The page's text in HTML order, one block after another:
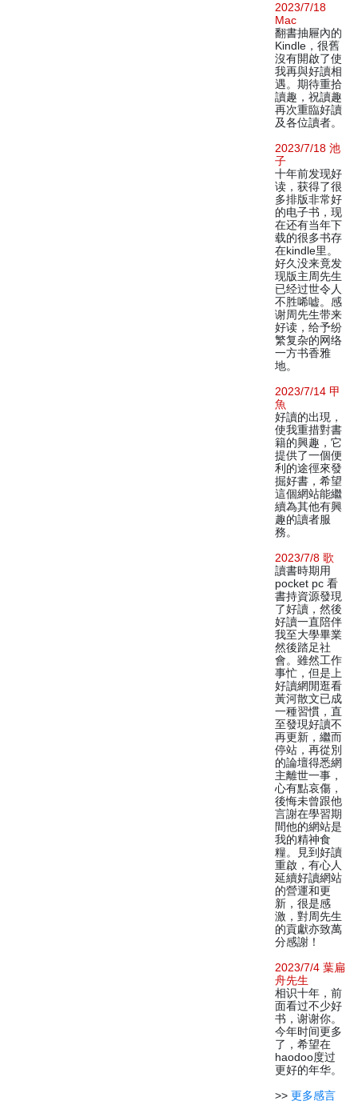
2023/7/18
Mac
翻書抽屜內的
Kindle，很舊
沒有開啟了使
我再與好讀相
遇。期待重拾
讀趣，祝讀趣
再次重臨好讀
及各位讀者。
2023/7/18 池
子
十年前发现好
读，获得了很
多排版非常好
的电子书，现
在还有当年下
载的很多书存
在kindle里。
好久没来竟发
现版主周先生
已经过世令人
不胜唏嘘。感
谢周先生带来
好读，给予纷
繁复杂的网络
一方书香雅
地。
2023/7/14 甲
魚
好讀的出現，
使我重措對書
籍的興趣，它
提供了一個便
利的途徑來發
掘好書，希望
這個網站能繼
續為其他有興
趣的讀者服
務。
2023/7/8 歌
讀書時期用
pocket pc 看
書持資源發現
了好讀，然後
好讀一直陪伴
我至大學畢業
然後踏足社
會。雖然工作
事忙，但是上
好讀網閒逛看
黃河散文已成
一種習慣，直
至發現好讀不
再更新，繼而
停站，再從別
的論壇得悉網
主離世一事，
心有點哀傷，
後悔未曾跟他
言謝在學習期
間他的網站是
我的精神食
糧。見到好讀
重啟，有心人
延續好讀網站
的營運和更
新，很是感
激，對周先生
的貢獻亦致萬
分感謝！
2023/7/4 葉扁
舟先生
相识十年，前
面看过不少好
书，谢谢你。
今年时间更多
了，希望在
haodoo度过
更好的年华。
>> 更多感言